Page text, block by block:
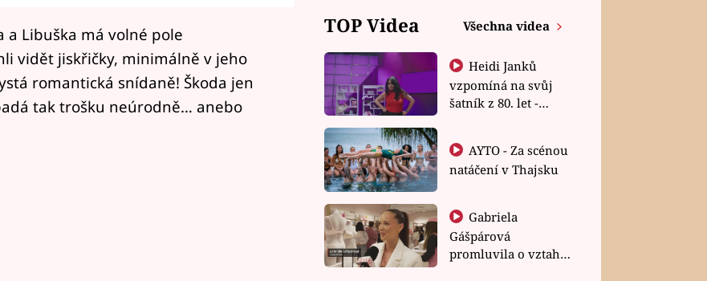
a Libuška má volné pole
vidět jiskřičky, minimálně v jeho
romantická snídaně! Škoda jen
tak trošku neúrodně… anebo
TOP Videa Všechna videa
Heidi Janků
vzpomíná na svůj
šatník z 80. let -
natáčení v Thajsku
Gabriela
Gášpárová
promluvila o vztahu